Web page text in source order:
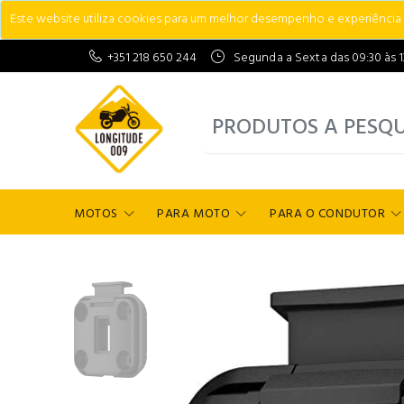
Este website utiliza cookies para um melhor desempenho e
+351 218 650 244
Segunda a Sexta das 09:30 às
MOTOS PARA MOTO PARA O CONDUTOR